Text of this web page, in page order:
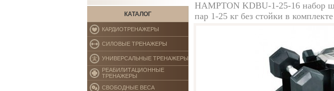
КАТАЛОГ
КАРДИОТРЕНАЖЕРЫ
СИЛОВЫЕ ТРЕНАЖЕРЫ
УНИВЕРСАЛЬНЫЕ ТРЕНАЖЕРЫ
РЕАБИЛИТАЦИОННЫЕ
ТРЕНАЖЕРЫ
СВОБОДНЫЕ ВЕСА
HAMPTON KDBU-1-25-16 набор
пар 1-25 кг без стойки в комплекте